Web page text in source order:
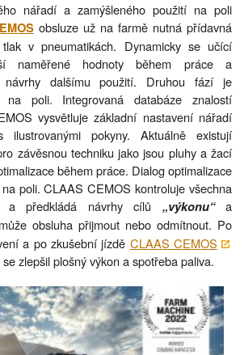
nářadí a zamýšleného použití na poli
obsluze už na farmě nutná přídavná
v pneumatikách. Dynamicky se učící
naměřené hodnoty během práce a
návrhy dalšímu použití. Druhou fází je
na poli. Integrovaná databáze znalostí
vysvětluje základní nastavení nářadí
pokyny. Aktuálně existují
závěsnou techniku jako jsou pluhy a žací
během práce. Dialog optimalizace
poli. CLAAS CEMOS kontroluje všechna
a předkládá návrhy cílů „výkonu“a
obsluha přijmout nebo odmítnout. Po
a po zkušební jízdě CLAAS CEMOS
zlepšil plošný výkon a spotřeba paliva.